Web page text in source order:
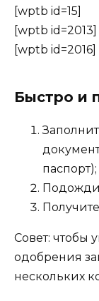
[wptb id=15]
[wptb id=2013]
[wptb id=2016]
Быстро и
паспорт);
Совет: чтобы
одобрения
нескольких